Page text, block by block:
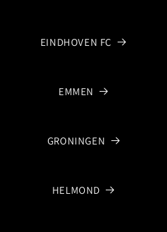
EINDHOVEN FC
EMMEN
GRONINGEN
HELMOND